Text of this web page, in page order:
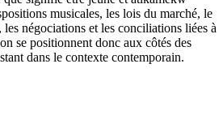
musicales, les lois du marché, le
les négociations et les conciliations liées à
se positionnent donc aux côtés des
dans le contexte contemporain.